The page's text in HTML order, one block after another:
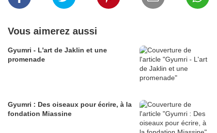
Vous aimerez aussi
Gyumri - L'art de Jaklin et une
promenade
Gyumri : Des oiseaux pour écrire, à la
fondation Miassine